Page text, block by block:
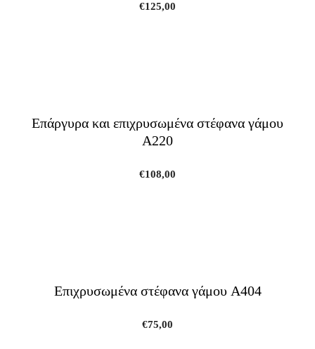
€125,00
Επάργυρα και επιχρυσωμένα στέφανα γάμου
A220
€108,00
Επιχρυσωμένα στέφανα γάμου A404
€75,00